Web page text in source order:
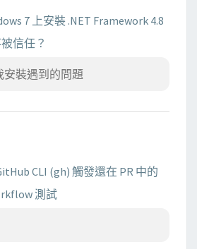
7 上安裝 .NET Framework 4.8
信任？
安裝遇到的問題
CLI (gh) 觸發還在 PR 中的
測試